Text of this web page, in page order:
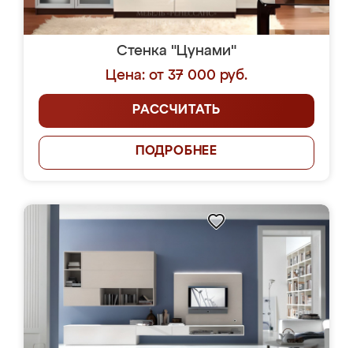
Стенка "Цунами"
Цена: от 37 000 руб.
РАССЧИТАТЬ
ПОДРОБНЕЕ